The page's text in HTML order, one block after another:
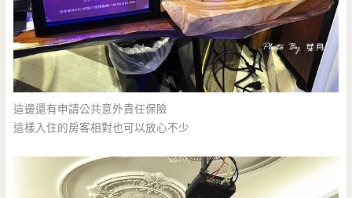
這邊還有申請公共意外責任保險
這樣入住的房客相對也可以放心不少